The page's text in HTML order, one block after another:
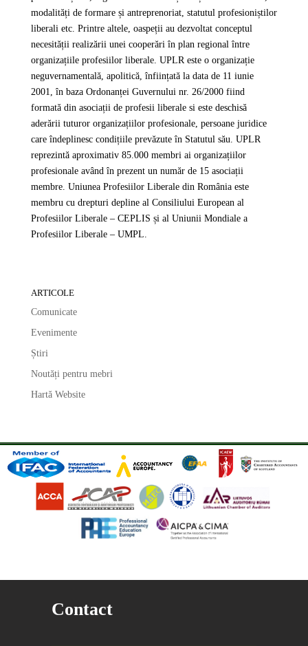
modalități de formare și antreprenoriat, statutul profesioniștilor
liberali etc. Printre altele, oaspeții au dezvoltat conceptul
necesității realizării unei cooperări în plan regional între
organizațiile profesiilor liberale. UPLR este o organizație
neguvernamentală, apolitică, înființată la data de 11 iunie
2001, în baza Ordonanței Guvernului nr. 26/2000 fiind
formată din asociații de profesii liberale si este deschisă
aderării tuturor organizațiilor profesionale, persoane juridice
care îndeplinesc condițiile prevăzute în Statutul său. UPLR
reprezintă aproximativ 85.000 membri ai organizațiilor
profesionale având în prezent un număr de 15 asociații
membre. Uniunea Profesiilor Liberale din România este
membru cu drepturi depline al Consiliului European al
Profesiilor Liberale – CEPLIS și al Uniunii Mondiale a
Profesiilor Liberale – UMPL.
ARTICOLE
Comunicate
Evenimente
Știri
Noutăți pentru mebri
Hartă Website
Contact